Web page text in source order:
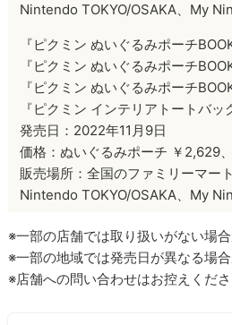
Nintendo TOKYO/OSAKA、My
『ピクミン ぬいぐるみポーチ
『ピクミン ぬいぐるみポーチ
『ピクミン ぬいぐるみポーチ
『ピクミン インテリアトートバッ
発売日：2022年11月9日
価格：ぬいぐるみポーチ ￥2,629
販売場所：全国のファミリーマー
Nintendo TOKYO/OSAKA、My
※一部の店舗では取り扱いがない場合
※一部の地域では発売日が異なる場合
※店舗への問い合わせはお控えくださ